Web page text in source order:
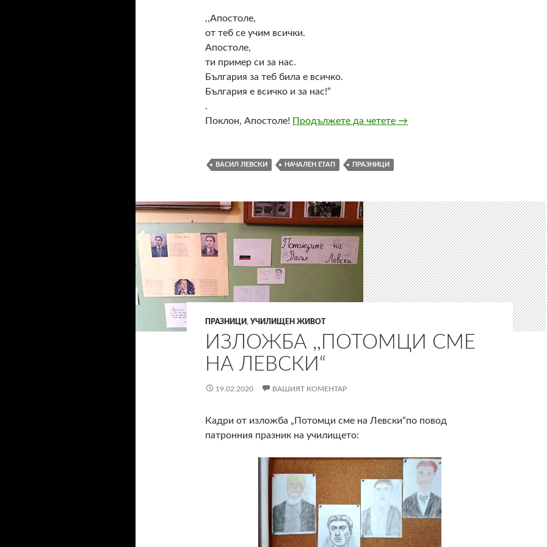
,,Апостоле,
от теб се учим всички.
Апостоле,
ти пример си за нас.
България за теб била е всичко.
България е всичко и за нас!”
.
Поклон, Апостоле! Продължете да четете Отбелязване на патронния
→
ВАСИЛ ЛЕВСКИ НАЧАЛЕН ЕТАП ПРАЗНИЦИ
ПРАЗНИЦИ, УЧИЛИЩЕН ЖИВОТ
ИЗЛОЖБА ,,ПОТОМЦИ СМЕ
НА ЛЕВСКИ“
19.02.2020 ВАШИЯТ КОМЕНТАР
Кадри от изложба „Потомци сме на Левски“по повод
патронния празник на училището: